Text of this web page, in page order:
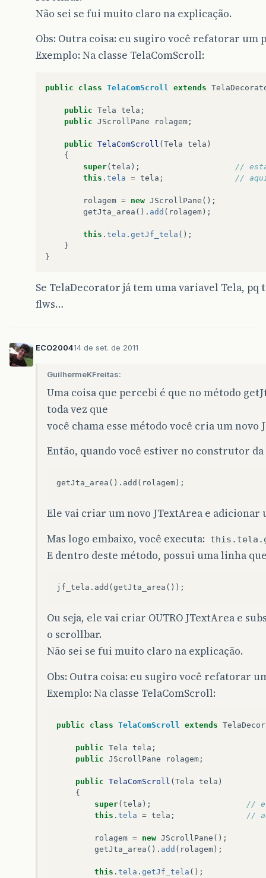
Não sei se fui muito claro na explicação.
Obs: Outra coisa: eu sugiro você refatorar um
Exemplo: Na classe TelaComScroll:
public class TelaComScroll extends
public Tela tela ;
public JScrollPane rolagem ;
public TelaComScroll (Tela tela )
{
super(tela );
//
this . tela = tela ; // aqui
rolagem = new JScrollPane ();
getJta_area (). add ( rolagem);
this . tela . getJf_tela ();
}
}
Se TelaDecorator já tem uma variavel Tela, pq
flws…
ECO200414 de set. de 2011
GuilhermeKFreitas:
Uma coisa que percebi é que no método
toda vez que
você chama esse método você cria um novo
Então, quando você estiver no construtor
Ele vai criar um novo JTextArea e adicionar
Mas logo embaixo, você executa:
E dentro deste método, possui uma linha
Ou seja, ele vai criar OUTRO JTextArea e
o scrollbar.
Não sei se fui muito claro na explicação.
Obs: Outra coisa: eu sugiro você refatorar
Exemplo: Na classe TelaComScroll:
public class TelaComScroll extends
public Tela tela ;
public JScrollPane rolagem ;
public TelaComScroll ( Tela tela )
{
super( tela );
//
this . tela = tela ; //
rolagem = new JScrollPane ();
getJta_area (). add ( rolagem );
this . tela . getJf_tela ();